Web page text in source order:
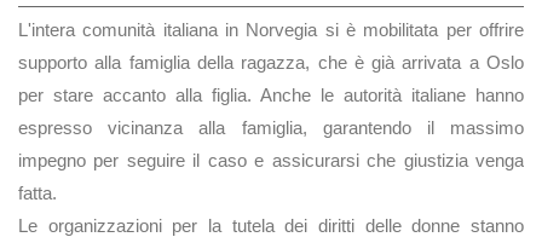
L'intera comunità italiana in Norvegia si è mobilitata per offrire
supporto alla famiglia della ragazza, che è già arrivata a Oslo
per stare accanto alla figlia. Anche le autorità italiane hanno
espresso vicinanza alla famiglia, garantendo il massimo
impegno per seguire il caso e assicurarsi che giustizia venga
fatta.
Le organizzazioni per la tutela dei diritti delle donne stanno